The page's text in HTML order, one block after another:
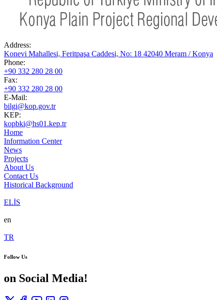
Address:
Konevi Mahallesi, Feritpaşa Caddesi, No: 18 42040 Meram / Konya
Phone:
+90 332 280 28 00
Fax:
+90 332 280 28 00
E-Mail:
bilgi@kop.gov.tr
KEP:
kopbki@hs01.kep.tr
Home
Information Center
News
Projects
About Us
Contact Us
Historical Background
ELİS
en
TR
Follow Us
on Social Media!